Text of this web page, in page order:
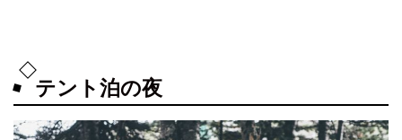
テント泊の夜